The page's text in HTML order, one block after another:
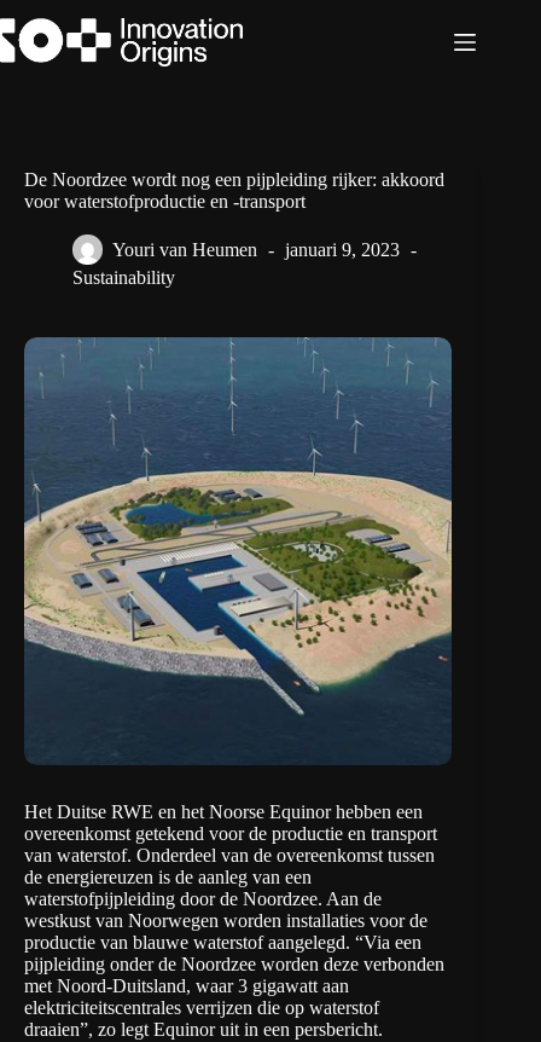
naar
de
De Noordzee wordt nog een pijpleiding rijker: akkoord
voor waterstofproductie en -transport
Youri van Heumen
januari 9, 2023
Sustainability
Het Duitse RWE en het Noorse Equinor hebben een
overeenkomst getekend voor de productie en transport
van waterstof. Onderdeel van de overeenkomst tussen
de energiereuzen is de aanleg van een
waterstofpijpleiding door de Noordzee. Aan de
westkust van Noorwegen worden installaties voor de
productie van blauwe waterstof aangelegd. “Via een
pijpleiding onder de Noordzee worden deze verbonden
met Noord-Duitsland, waar 3 gigawatt aan
elektriciteitscentrales verrijzen die op waterstof
draaien”, zo legt Equinor uit in een persbericht.